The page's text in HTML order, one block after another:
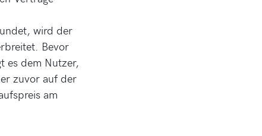
wird der
Bevor
es dem Nutzer,
zuvor auf der
am